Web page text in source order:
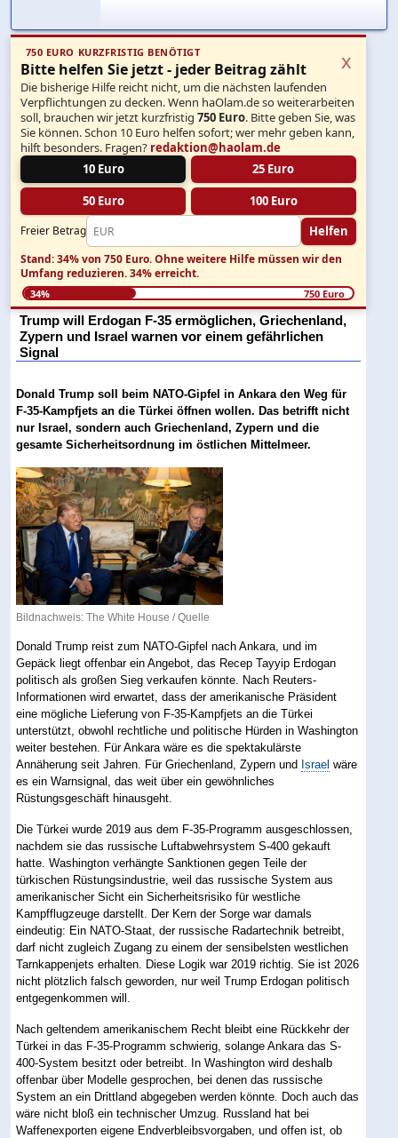
750 EURO KURZFRISTIG BENÖTIGT
Bitte helfen Sie jetzt - jeder Beitrag zählt
Die bisherige Hilfe reicht nicht, um die nächsten laufenden
Verpflichtungen zu decken. Wenn haOlam.de so weiterarbeiten
soll, brauchen wir jetzt kurzfristig750 Euro. Bitte geben Sie, was
Sie können. Schon 10 Euro helfen sofort; wer mehr geben kann,
hilft besonders. Fragen? redaktion@haolam.de
10 Euro
25 Euro
50 Euro 100 Euro
Freier Betrag Helfen
x
Stand: 34% von 750 Euro.Ohne weitere Hilfe müssen wir den
Umfang reduzieren.34% erreicht.
34% 750 Euro
Trump will Erdogan F-35 ermöglichen, Griechenland,
Zypern und Israel warnen vor einem gefährlichen
Signal
Donald Trump soll beim NATO-Gipfel in Ankara den Weg für
F-35-Kampfjets an die Türkei öffnen wollen. Das betrifft nicht
nur Israel, sondern auch Griechenland, Zypern und die
gesamte Sicherheitsordnung im östlichen Mittelmeer.
Bildnachweis: The White House /Quelle
Donald Trump reist zum NATO-Gipfel nach Ankara, und im
Gepäck liegt offenbar ein Angebot, das Recep Tayyip Erdogan
politisch als großen Sieg verkaufen könnte. Nach Reuters-
Informationen wird erwartet, dass der amerikanische Präsident
eine mögliche Lieferung von F-35-Kampfjets an die Türkei
unterstützt, obwohl rechtliche und politische Hürden in Washington
weiter bestehen. Für Ankara wäre es die spektakulärste
Annäherung seit Jahren. Für Griechenland, Zypern und Israel wäre
es ein Warnsignal, das weit über ein gewöhnliches
Rüstungsgeschäft hinausgeht.
Die Türkei wurde 2019 aus dem F-35-Programm ausgeschlossen,
nachdem sie das russische Luftabwehrsystem S-400 gekauft
hatte. Washington verhängte Sanktionen gegen Teile der
türkischen Rüstungsindustrie, weil das russische System aus
amerikanischer Sicht ein Sicherheitsrisiko für westliche
Kampfflugzeuge darstellt. Der Kern der Sorge war damals
eindeutig: Ein NATO-Staat, der russische Radartechnik betreibt,
darf nicht zugleich Zugang zu einem der sensibelsten westlichen
Tarnkappenjets erhalten. Diese Logik war 2019 richtig. Sie ist 2026
nicht plötzlich falsch geworden, nur weil Trump Erdogan politisch
entgegenkommen will.
Nach geltendem amerikanischem Recht bleibt eine Rückkehr der
Türkei in das F-35-Programm schwierig, solange Ankara das S-
400-System besitzt oder betreibt. In Washington wird deshalb
offenbar über Modelle gesprochen, bei denen das russische
System an ein Drittland abgegeben werden könnte. Doch auch das
wäre nicht bloß ein technischer Umzug. Russland hat bei
Waffenexporten eigene Endverbleibsvorgaben, und offen ist, ob